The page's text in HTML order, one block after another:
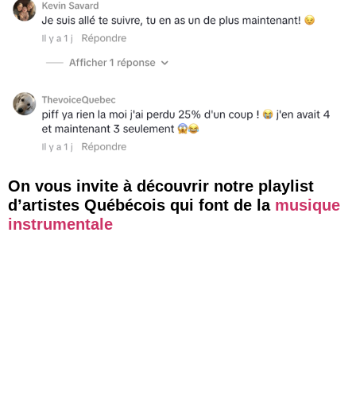
On vous invite à découvrir notre playlist
d’artistes Québécois qui font de la musique
instrumentale